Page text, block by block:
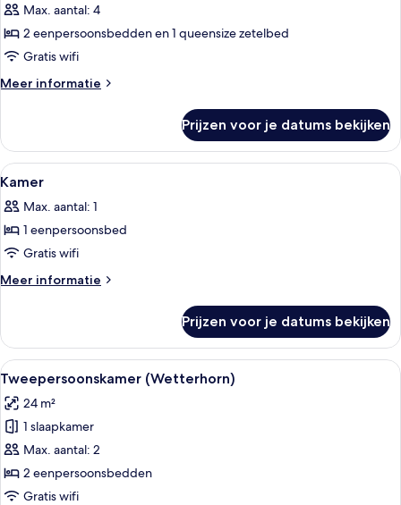
Max. aantal: 4
2 eenpersoonsbedden en 1 queensize zetelbed
Gratis wifi
Meer informatie
Meer
Prijzen voor je datums bekijken
Alle
foto's
voor
Kamer
laden
Hypoallergeen beddengoed, een
3
Kamer
Max. aantal: 1
1 eenpersoonsbed
Gratis wifi
Meer informatie
Meer
Prijzen voor je datums bekijken
Alle
foto's
voor
Tweepersoonskamer
(Wetterhorn)
laden
Een hotelkamer met een houten
14
Tweepersoonskamer (Wetterhorn)
24 m²
1 slaapkamer
Max. aantal: 2
2 eenpersoonsbedden
Gratis wifi